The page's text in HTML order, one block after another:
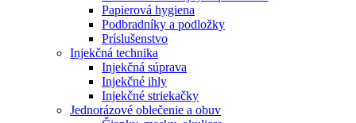
Papierová hygiena
Podbradníky a podložky
Príslušenstvo
Injekčná technika
Injekčná súprava
Injekčné ihly
Injekčné striekačky
Jednorázové oblečenie a obuv